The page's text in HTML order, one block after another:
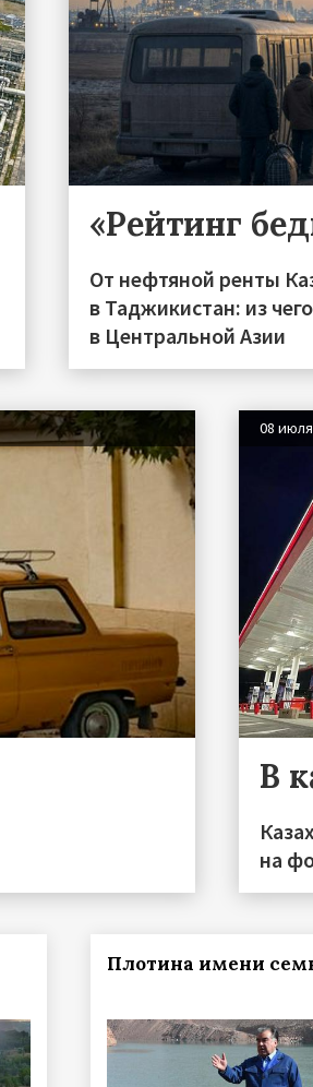
«Рейтинг
От нефтяной ренты
в Таджикистан: из
в Центральной Азии
08 июля
В
на
Плотина имени